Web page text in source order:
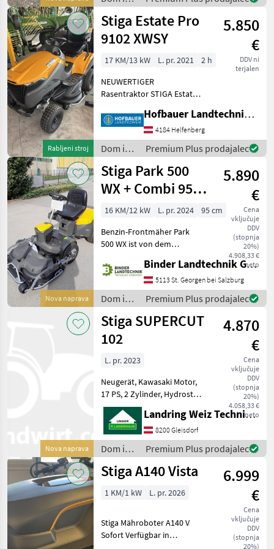
Mähwerkverstell
vrt /
Stiga
Rabljeni stroj
Stiga Estate Pro
9102 XWSY
5.850
€
DDV ni
terjalen
17 KM/13 kW L. pr. 2021
2 h
NEUWERTIGER
Rasentraktor STIGA Estate
BJ. 2021, 102 cm Mähdeck,
mit Grasfangkorb und
Anhänger, NUR 2
Betriebsstunden!
hidrostatsko, Pogon: št
Hofbauer Landtechnik GmbH
4184 Helfenberg
Dom in
vrt /
Stiga
Premium Plus prodajalec
Nova naprava
Stiga Park 500
WX + Combi 95 Q
PLUS
5.890
€
Cena
vključuje
DDV
(stopnja
20%)
4.908,33 €
neto
16 KM/12 kW L. pr. 2024
95 cm
Benzin-Frontmäher Park
500 WX ist von dem
Zweizylindermotor ST 500
von STIGA angetrieben und
mit einem Tuff Torq-
Transaxle-Allradgetriebe au
Binder Landtechnik GmbH & CoKG
5113 St. Georgen bei Salzburg
Dom in
vrt /
Stiga
Premium Plus prodajalec
Nova naprava
Stiga SUPERCUT
102
4.870
€
Cena
vključuje
DDV
(stopnja
20%)
4.058,33 €
neto
L. pr. 2023
Neugerät, Kawasaki Motor,
17 PS, 2 Zylinder, Hydrostat,
360 Liter Fangkorb;
Schnittbreite: 102cm,
elektrische
Messerzuschaltung;
Artnr.:0291223 Dom in vrt
Traktorsk
Landring Weiz Technikzentrum Süd
8200 Gleisdorf
Dom in
vrt /
Stiga
Premium Plus prodajalec
Stiga A140 Vista
6.999
€
Cena
vključuje
DDV
(stopnja
20%)
1 KM/1 kW L. pr. 2026
Stiga Mähroboter A140 V
Sofort Verfügbar in